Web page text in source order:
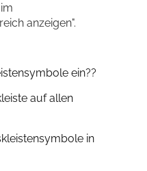
anzeigen".
ein??
auf allen
in